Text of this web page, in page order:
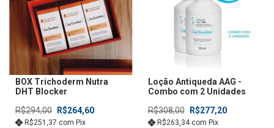
BOX Trichoderm Nutra
DHT Blocker
R$294,00
R$264,60
R$251,37 com Pix
Loção Antiqueda AAG -
Combo com 2 Unidades
R$308,00
R$277,20
R$263,34 com Pix